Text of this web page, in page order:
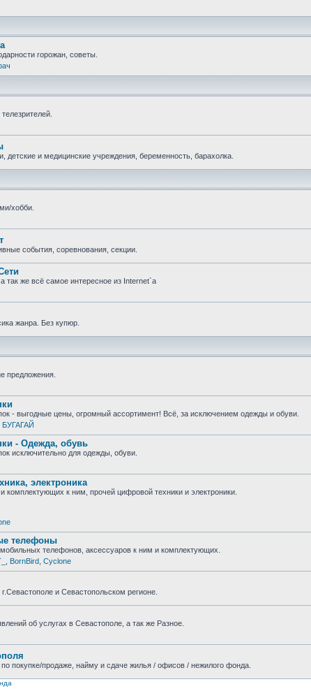
горожан, советы.
детские и медицинские учреждения, беременность, барахолка.
хобби.
события, соревнования, секции.
же всё самое интересное из Internet`а
жанра. Без купюр.
предложения.
- выгодные цены, огромный ассортимент! Всё, за исключением одежды и обуви.
БУГАГАЙ
- Одежда, обувь
исключительно для одежды, обуви.
электроника
комплектующих к ним, прочей цифровой техники и электроники.
телефоны
телефонов, аксессуаров к ним и комплектующих.
BornBird Cyclone
и Севастопольском регионе.
об услугах в Севастополе, а так же Разное.
покупке/продаже, найму и сдаче жилья / офисов / нежилого фонда.